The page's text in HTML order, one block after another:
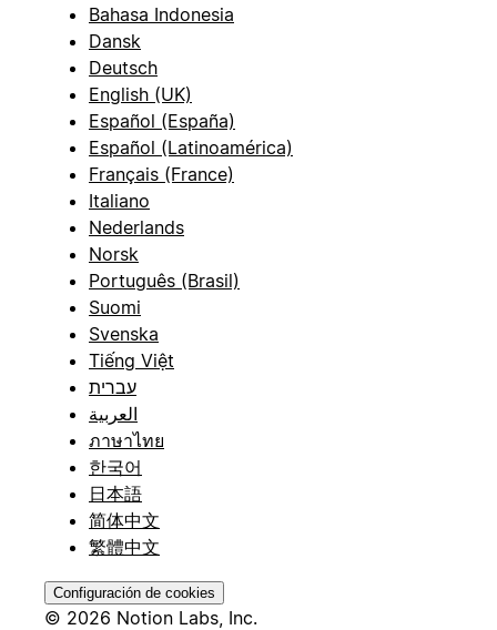
Bahasa Indonesia
Dansk
Deutsch
English (UK)
Español (España)
Español (Latinoamérica)
Français (France)
Italiano
Nederlands
Norsk
Português (Brasil)
Suomi
Svenska
Tiếng Việt
עברית
العربية
ภาษาไทย
한국어
日本語
简体中文
繁體中文
Configuración de cookies
© 2026 Notion Labs, Inc.